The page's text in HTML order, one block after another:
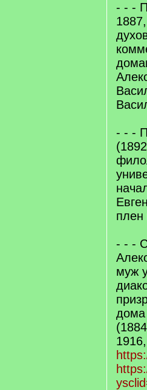
- - -
- - -
плен
- - -
муж
дома